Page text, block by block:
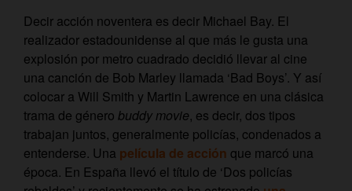
Decir acción noventera es decir Michael Bay. El
realizador estadounidense al que más le gusta una
explosión por metro cuadrado decidió llevar al cine
una canción de Bob Marley llamada ‘Bad Boys’. Y así
colocar a Will Smith y Martin Lawrence en una clásica
trama de género buddy movie, es decir, dos tipos
trabajan juntos, generalmente policías, condenados a
entenderse. Una película de acción que marcó una
época. En España llevó el título de ‘Dos policías